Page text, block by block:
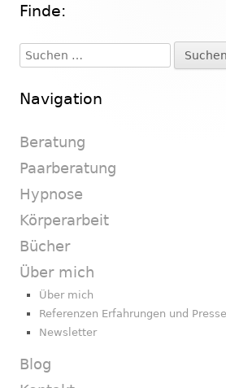
Haupt-
Seitenleiste
Finde:
Suchen
nach:
Navigation
Beratung
Paarberatung
Hypnose
Körperarbeit
Bücher
Über mich
Über mich
Referenzen Erfahrungen und Presse
Newsletter
Blog